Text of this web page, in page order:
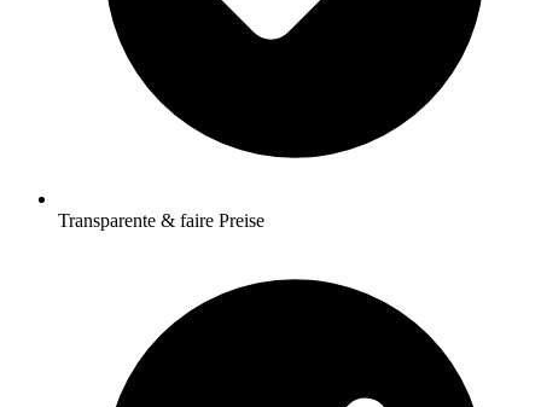
Transparente & faire Preise